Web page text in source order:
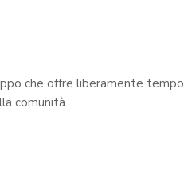
che offre liberamente tempo
comunità.